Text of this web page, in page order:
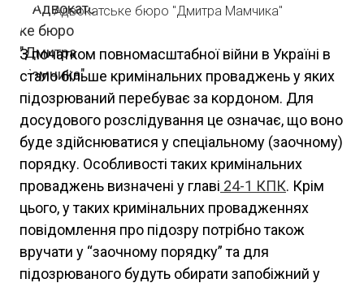
Адвокатське бюро "Дмитра Мамчика"
З початком повномасштабної війни в Україні в
стало більше кримінальних проваджень у яких
підозрюваний перебуває за кордоном. Для
досудового розслідування це означає, що воно
буде здійснюватися у спеціальному (заочному)
порядку. Особливості таких кримінальних
проваджень визначені у главі 24-1 КПК. Крім
цього, у таких кримінальних провадженнях
повідомлення про підозру потрібно також
вручати у “заочному порядку” та для
підозрюваного будуть обирати запобіжний у